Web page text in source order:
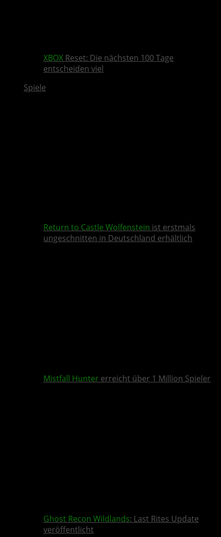
XBOX Reset: Die nächsten 100 Tage
entscheiden viel
Spiele
Return to Castle Wolfenstein ist erstmals
ungeschnitten in Deutschland erhältlich
Mistfall Hunter erreicht über 1 Million Spieler
Ghost Recon Wildlands: Last Rites Update
veröffentlicht